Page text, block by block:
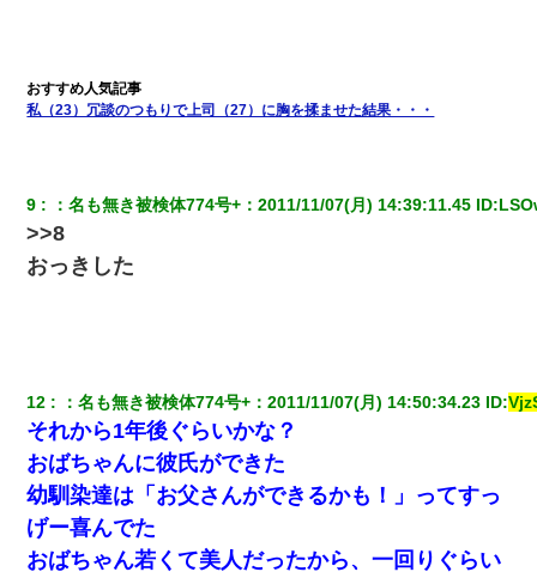
200万を貸したコウトから、追加で400万の申し込み、私「無理。
彼女との行為を録画した結果→衝撃の事実が判明したｗｗｗｗｗ
ｗ
私は家が貧しくて、手に職をつけようと看護師になった。だけど
卒業を控えた年の1月末、車にひかれて看護師になれなくなった。
夫に癌の余命宣告。その闘病中に長女から信じられない言葉を受
けた
私（23）冗談のつもりで上司（27）に胸を揉ませた結果・・・
9 ：名も無き被検体774号+ ：2011/11/07(月) 14:39:11.45 ID:
>>8
おっきした
12 ：名も無き被検体774号+ ：2011/11/07(月) 14:50:34.23 ID:
それから1年後ぐらいかな？
おばちゃんに彼氏ができた
幼馴染達は「お父さんができるかも！」ってすっ
げー喜んでた
おばちゃん若くて美人だったから、一回りぐらい